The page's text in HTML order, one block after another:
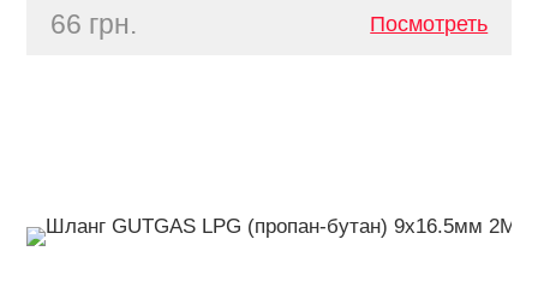
66 грн. Посмотреть